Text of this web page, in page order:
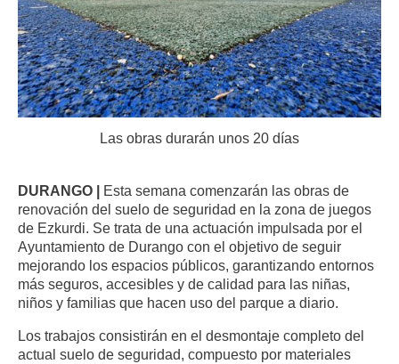
Las obras durarán unos 20 días
DURANGO |
Esta semana comenzarán las obras de
renovación del suelo de seguridad en la zona de juegos
de Ezkurdi. Se trata de una actuación impulsada por el
Ayuntamiento de Durango con el objetivo de seguir
mejorando los espacios públicos, garantizando entornos
más seguros, accesibles y de calidad para las niñas,
niños y familias que hacen uso del parque a diario.
Los trabajos consistirán en el desmontaje completo del
actual suelo de seguridad, compuesto por materiales